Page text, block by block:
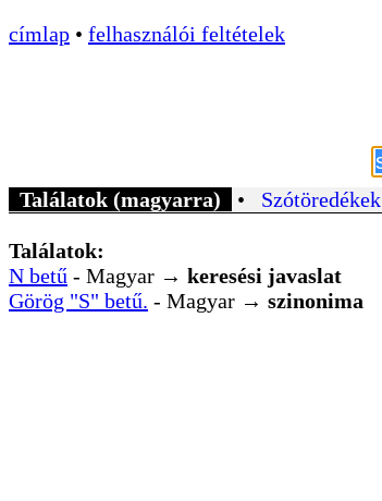
címlap • felhasználói feltételek
Találatok (magyarra) • Szótöredékek
Találatok:
N betű - Magyar → keresési javaslat
Görög "S" betű. - Magyar → szinonima